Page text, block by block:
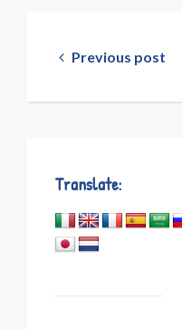
articoliPrevious post
Translate: